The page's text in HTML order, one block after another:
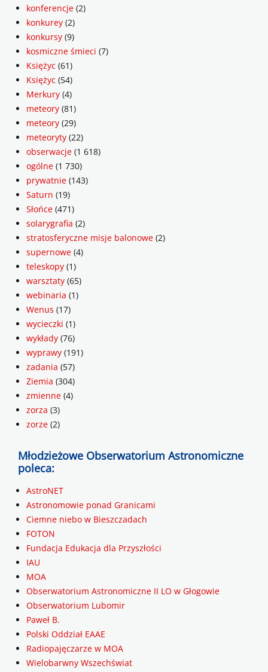
konferencje (2)
konkurey (2)
konkursy (9)
kosmiczne śmieci (7)
Księżyc (61)
Księżyc (54)
Merkury (4)
meteory (81)
meteory (29)
meteoryty (22)
obserwacje (1 618)
ogólne (1 730)
prywatnie (143)
Saturn (19)
Słońce (471)
solarygrafia (2)
stratosferyczne misje balonowe (2)
supernowe (4)
teleskopy (1)
warsztaty (65)
webinaria (1)
Wenus (17)
wycieczki (1)
wykłady (76)
wyprawy (191)
zadania (57)
Ziemia (304)
zmienne (4)
zorza (3)
zorze (2)
Młodzieżowe Obserwatorium Astronomiczne
poleca:
AstroNET
Astronomowie ponad Granicami
Ciemne niebo w Bieszczadach
FOTON
Fundacja Edukacja dla Przyszłości
IAU
MOA
Obserwatorium Astronomiczne II LO w Głogowie
Obserwatorium Lubomir
Paweł B.
Polski Oddział EAAE
Radiopajęczarze w MOA
Wielobarwny Wszechświat